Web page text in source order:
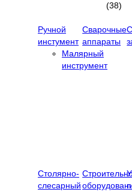
(38)
Ручной
инстумент
Малярный
инструмент
Сварочные
аппараты
Столярно-
слесарный